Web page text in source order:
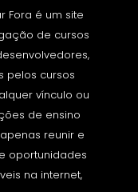
Fora é um site
de cursos
pelos cursos
vínculo ou
de ensino
reunir e
oportunidades
na internet,